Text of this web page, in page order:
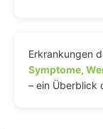
Erkrankungen
Symptome,
– ein Überblick